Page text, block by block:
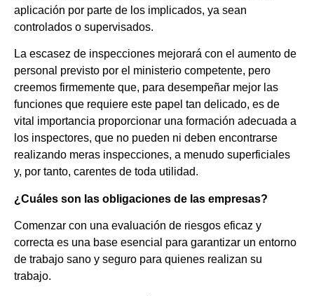
aplicación por parte de los implicados, ya sean
controlados o supervisados.
La escasez de inspecciones mejorará con el aumento de
personal previsto por el ministerio competente, pero
creemos firmemente que, para desempeñar mejor las
funciones que requiere este papel tan delicado, es de
vital importancia proporcionar una formación adecuada a
los inspectores, que no pueden ni deben encontrarse
realizando meras inspecciones, a menudo superficiales
y, por tanto, carentes de toda utilidad.
¿Cuáles son las obligaciones de las empresas?
Comenzar con una evaluación de riesgos eficaz y
correcta es una base esencial para garantizar un entorno
de trabajo sano y seguro para quienes realizan su
trabajo.